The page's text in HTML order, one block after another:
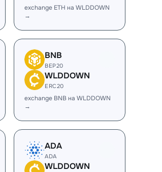
exchange ETH на WLDDOWN
→
BNB
BEP20
WLDDOWN
ERC20
exchange BNB на WLDDOWN
→
ADA
ADA
WLDDOWN